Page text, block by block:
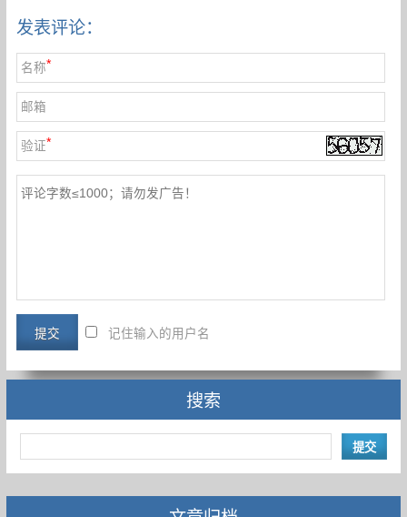
发表评论：
名称*
邮箱
验证*
记住输入的用户名
搜索